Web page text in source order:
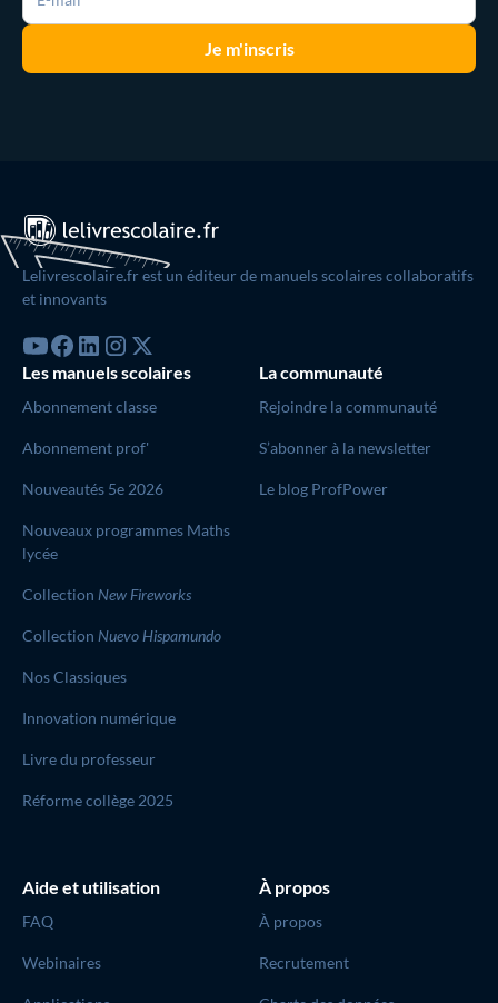
Lelivrescolaire.fr est un éditeur de manuels scolaires collaboratifs
et innovants
Les manuels scolaires
Abonnement classe
Abonnement prof'
Nouveautés 5e 2026
Nouveaux programmes Maths
lycée
Collection New Fireworks
Collection Nuevo Hispamundo
Nos Classiques
Innovation numérique
Livre du professeur
Réforme collège 2025
La communauté
Rejoindre la communauté
S’abonner à la newsletter
Le blog ProfPower
Aide et utilisation
FAQ
Webinaires
À propos
À propos
Recrutement